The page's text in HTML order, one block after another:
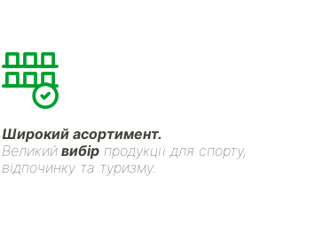
Широкий асортимент.
Великийвибірпродукції для спорту,
відпочинку та туризму.